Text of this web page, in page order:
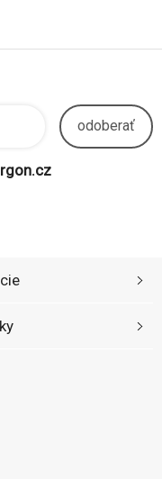
odoberať